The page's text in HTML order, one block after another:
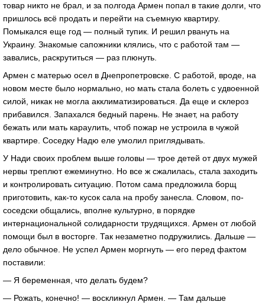
товар никто не брал, и за полгода Армен попал в такие долги, что
пришлось всё продать и перейти на съемную квартиру.
Помыкался еще год — полный тупик. И решил рвануть на
Украину. Знакомые сапожники клялись, что с работой там —
завались, раскрутиться — раз плюнуть.
Армен с матерью осел в Днепропетровске. С работой, вроде, на
новом месте было нормально, но мать стала болеть с удвоенной
силой, никак не могла акклиматизироваться. Да еще и склероз
прибавился. Запахался бедный парень. Не знает, на работу
бежать или мать караулить, чтоб пожар не устроила в чужой
квартире. Соседку Надю еле умолил приглядывать.
У Нади своих проблем выше головы — трое детей от двух мужей
нервы треплют ежеминутно. Но все ж сжалилась, стала заходить
и контролировать ситуацию. Потом сама предложила борщ
приготовить, как-то кусок сала на пробу занесла. Словом, по-
соседски общались, вполне культурно, в порядке
интернациональной солидарности трудящихся. Армен от любой
помощи был в восторге. Так незаметно подружились. Дальше —
дело обычное. Не успел Армен моргнуть — его перед фактом
поставили:
— Я беременная, что делать будем?
— Рожать, конечно! — воскликнул Армен. — Там дальше